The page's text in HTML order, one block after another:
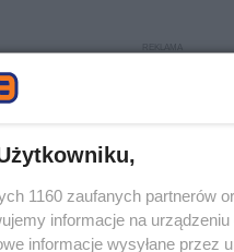
1160 zaufanych partnerów
informacje na
informacje wysyłane przez